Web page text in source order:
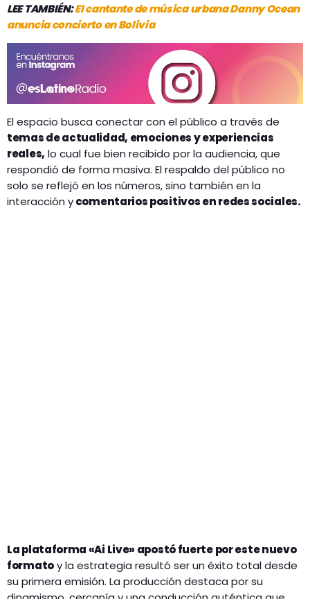
LEE TAMBIÉN:El cantante de música urbana Danny Ocean
anuncia concierto en Bolivia
El espacio busca conectar con el público a través de
temas de actualidad, emociones y experiencias
reales, lo cual fue bien recibido por la audiencia, que
respondió de forma masiva. El respaldo del público no
solo se reflejó en los números, sino también en la
interacción ycomentarios positivos en redes sociales.
La plataforma «Ai Live» apostó fuerte por este nuevo
formatoy la estrategia resultó ser un éxito total desde
su primera emisión. La producción destaca por su